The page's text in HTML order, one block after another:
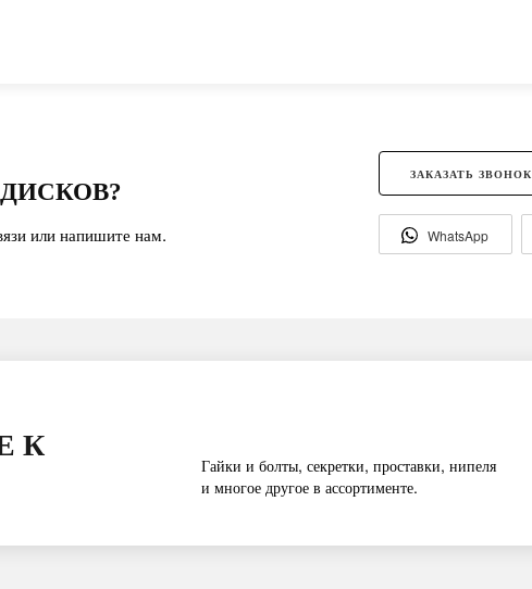
или напишите нам.
ЗАКАЗАТЬ ЗВОНОК
WhatsApp
К
Гайки и болты, секретки, проставки, нипеля
и многое другое в ассортименте.